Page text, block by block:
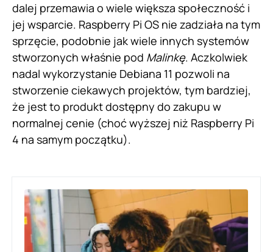
dalej przemawia o wiele większa społeczność i
jej wsparcie. Raspberry Pi OS nie zadziała na tym
sprzęcie, podobnie jak wiele innych systemów
stworzonych właśnie pod Malinkę. Aczkolwiek
nadal wykorzystanie Debiana 11 pozwoli na
stworzenie ciekawych projektów, tym bardziej,
że jest to produkt dostępny do zakupu w
normalnej cenie (choć wyższej niż Raspberry Pi
4 na samym początku).